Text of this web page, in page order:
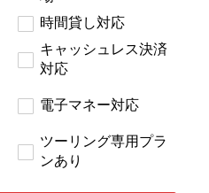
時間貸し対応
キャッシュレス決済
対応
電子マネー対応
ツーリング専用プラ
ンあり